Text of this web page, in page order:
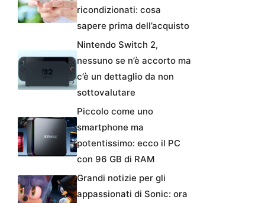
ricondizionati: cosa
sapere prima dell’acquisto
Nintendo Switch 2,
nessuno se n’è accorto ma
c’è un dettaglio da non
sottovalutare
Piccolo come uno
smartphone ma
potentissimo: ecco il PC
con 96 GB di RAM
Grandi notizie per gli
appassionati di Sonic: ora